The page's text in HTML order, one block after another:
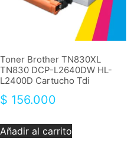
Toner Brother TN830XL
TN830 DCP-L2640DW HL-
L2400D Cartucho Tdi
$ 156.000
Añadir al carrito